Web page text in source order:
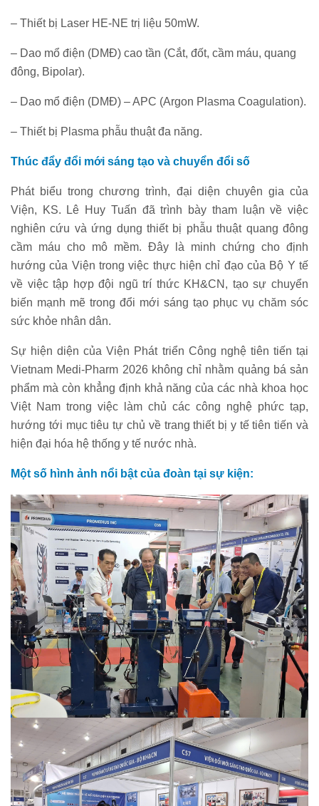
– Thiết bị Laser HE-NE trị liệu 50mW.
– Dao mổ điện (DMĐ) cao tần (Cắt, đốt, cầm máu, quang
đông, Bipolar).
– Dao mổ điện (DMĐ) – APC (Argon Plasma Coagulation).
– Thiết bị Plasma phẫu thuật đa năng.
Thúc đẩy đổi mới sáng tạo và chuyển đổi số
Phát biểu trong chương trình, đại diện chuyên gia của
Viện, KS. Lê Huy Tuấn đã trình bày tham luận về việc
nghiên cứu và ứng dụng thiết bị phẫu thuật quang đông
cầm máu cho mô mềm. Đây là minh chứng cho định
hướng của Viện trong việc thực hiện chỉ đạo của Bộ Y tế
về việc tập hợp đội ngũ trí thức KH&CN, tạo sự chuyển
biến mạnh mẽ trong đổi mới sáng tạo phục vụ chăm sóc
sức khỏe nhân dân.
Sự hiện diện của Viện Phát triển Công nghệ tiên tiến tại
Vietnam Medi-Pharm 2026 không chỉ nhằm quảng bá sản
phẩm mà còn khẳng định khả năng của các nhà khoa học
Việt Nam trong việc làm chủ các công nghệ phức tạp,
hướng tới mục tiêu tự chủ về trang thiết bị y tế tiên tiến và
hiện đại hóa hệ thống y tế nước nhà.
Một số hình ảnh nổi bật của đoàn tại sự kiện: